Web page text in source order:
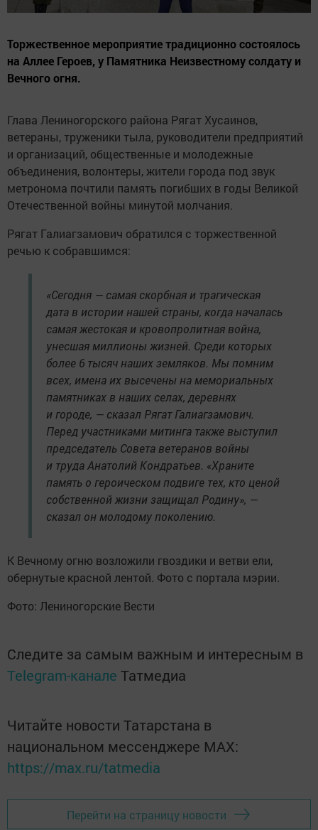
Торжественное мероприятие традиционно состоялось
на Аллее Героев, у Памятника Неизвестному солдату и
Вечного огня.
Глава Лениногорского района Рягат Хусаинов,
ветераны, труженики тыла, руководители предприятий
и организаций, общественные и молодежные
объединения, волонтеры, жители города под звук
метронома почтили память погибших в годы Великой
Отечественной войны минутой молчания.
Рягат Галиагзамович обратился с торжественной
речью к собравшимся:
«Сегодня — самая скорбная и трагическая
дата в истории нашей страны, когда началась
самая жестокая и кровопролитная война,
унесшая миллионы жизней. Среди которых
более 6 тысяч наших земляков. Мы помним
всех, имена их высечены на мемориальных
памятниках в наших селах, деревнях
и городе, — сказал Рягат Галиагзамович.
Перед участниками митинга также выступил
председатель Совета ветеранов войны
и труда Анатолий Кондратьев. «Храните
память о героическом подвиге тех, кто ценой
собственной жизни защищал Родину», —
сказал он молодому поколению.
К Вечному огню возложили гвоздики и ветви ели,
обернутые красной лентой. Фото с портала мэрии.
Фото: Лениногорские Вести
Следите за самым важным и интересным в
Telegram-канале Татмедиа
Читайте новости Татарстана в
национальном мессенджере MАХ:
https://max.ru/tatmedia
Перейти на страницу новости